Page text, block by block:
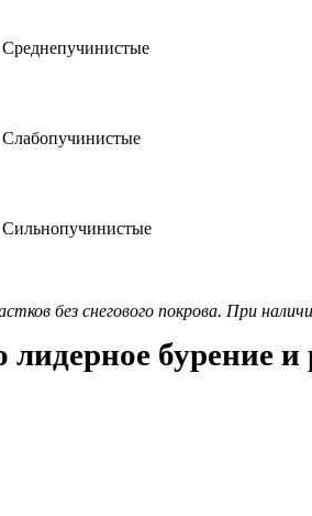
Среднепучинистые
Слабопучинистые
Сильнопучинистые
без снегового покрова. При
бурение и